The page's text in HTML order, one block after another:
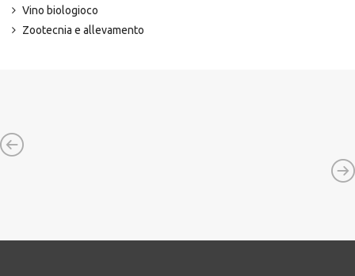
Vino biologioco
Zootecnia e allevamento